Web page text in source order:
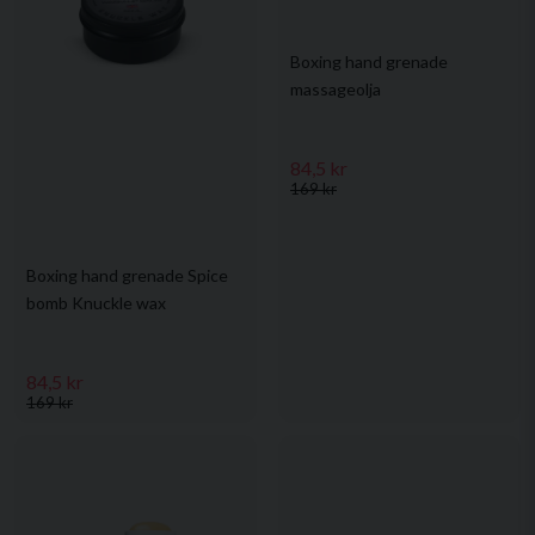
Boxing hand grenade Spice
bomb Knuckle wax
169 kr
84,5 kr
Boxing hand grenade
massageolja
169 kr
84,5 kr